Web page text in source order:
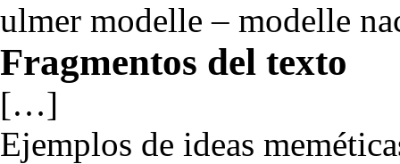
ulmer modelle – modelle
Fragmentos del texto
[…]
Ejemplos de ideas